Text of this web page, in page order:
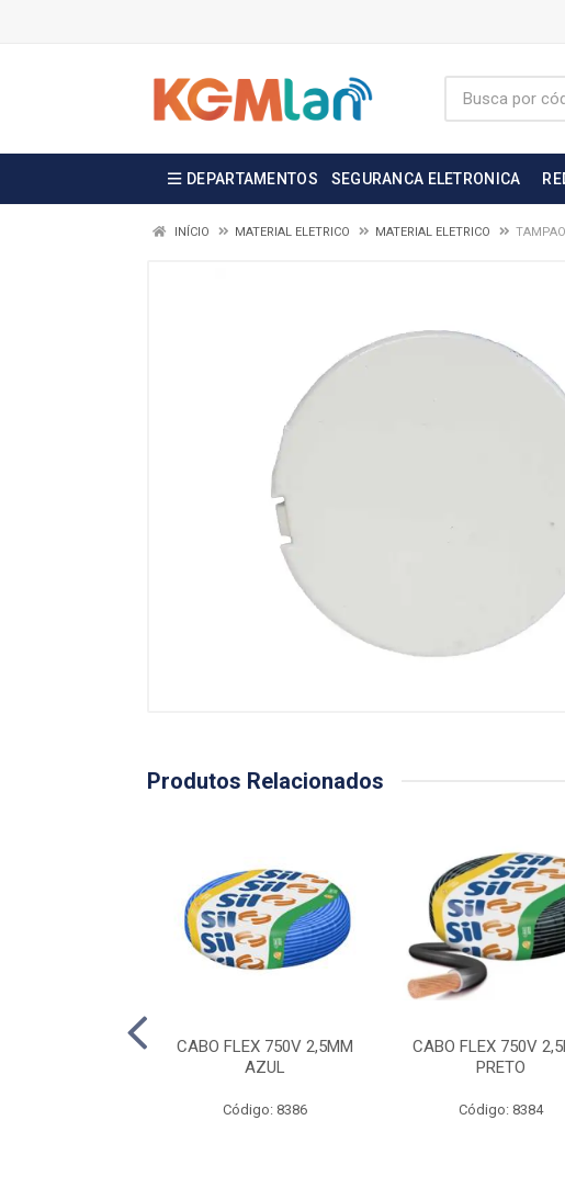
DEPARTAMENTOS SEGURANCA ELETRONICA
INÍCIO MATERIAL ELETRICO MATERIAL ELETRICO
Produtos Relacionados
CABO FLEX 750V 2,5MM
AZUL
Código: 8386
CABO FLEX 750V
PRETO
Código: 8384